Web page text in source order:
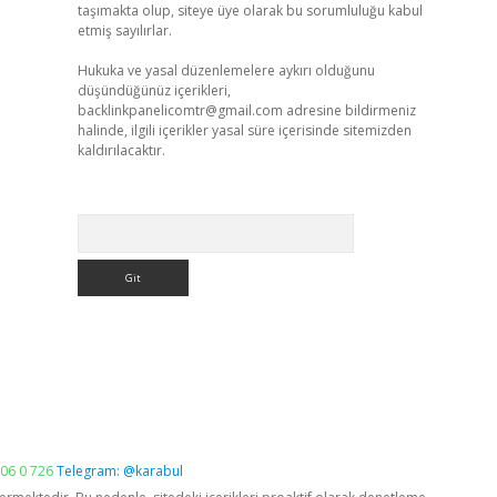
taşımakta olup, siteye üye olarak bu sorumluluğu kabul
etmiş sayılırlar.
Hukuka ve yasal düzenlemelere aykırı olduğunu
düşündüğünüz içerikleri,
backlinkpanelicomtr@gmail.com adresine bildirmeniz
halinde, ilgili içerikler yasal süre içerisinde sitemizden
kaldırılacaktır.
0 726Telegram: @karabul